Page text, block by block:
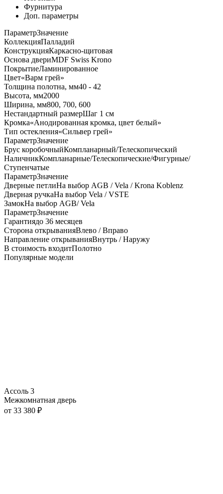
Фурнитура
Доп. параметры
ПараметрЗначение
КоллекцияПалладий
КонструкцияКаркасно-щитовая
Основа двериMDF Swiss Krono
ПокрытиеЛаминированное
Цвет«Варм грей»
Толщина полотна, мм40 - 42
Высота, мм2000
Ширина, мм800, 700, 600
Нестандартный размерШаг 1 см
Кромка«Анодированная кромка, цвет белый»
Тип остекления«Сильвер грей»
ПараметрЗначение
Брус коробочныйКомпланарный/Телескопический
НаличникКомпланарные/Телескопические/Фигурные/
Ступенчатые
ПараметрЗначение
Дверные петлиНа выбор AGB / Vela / Krona Koblenz
Дверная ручкаНа выбор Vela / VSTE
ЗамокНа выбор AGB/ Vela
ПараметрЗначение
Гарантиядо 36 месяцев
Сторона открыванияВлево / Вправо
Направление открыванияВнутрь / Наружу
В стоимость входитПолотно
Популярные модели
Ассоль 3
Межкомнатная дверь
от 33 380 ₽